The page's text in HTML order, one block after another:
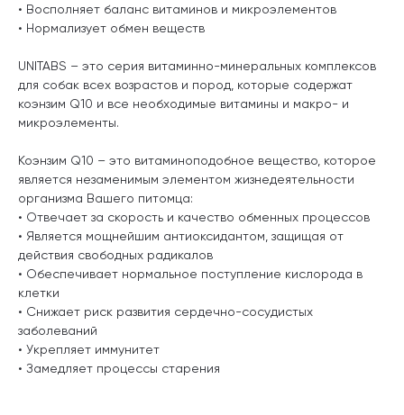
• Восполняет баланс витаминов и микроэлементов
• Нормализует обмен веществ
UNITABS – это серия витаминно-минеральных комплексов
для собак всех возрастов и пород, которые содержат
коэнзим Q10 и все необходимые витамины и макро- и
микроэлементы.
Коэнзим Q10 – это витаминоподобное вещество, которое
является незаменимым элементом жизнедеятельности
организма Вашего питомца:
• Отвечает за скорость и качество обменных процессов
• Является мощнейшим антиоксидантом, защищая от
действия свободных радикалов
• Обеспечивает нормальное поступление кислорода в
клетки
• Снижает риск развития сердечно-сосудистых
заболеваний
• Укрепляет иммунитет
• Замедляет процессы старения